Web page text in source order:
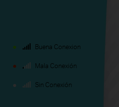
Buena Conexion
Mala Conexión
Sin Conexión